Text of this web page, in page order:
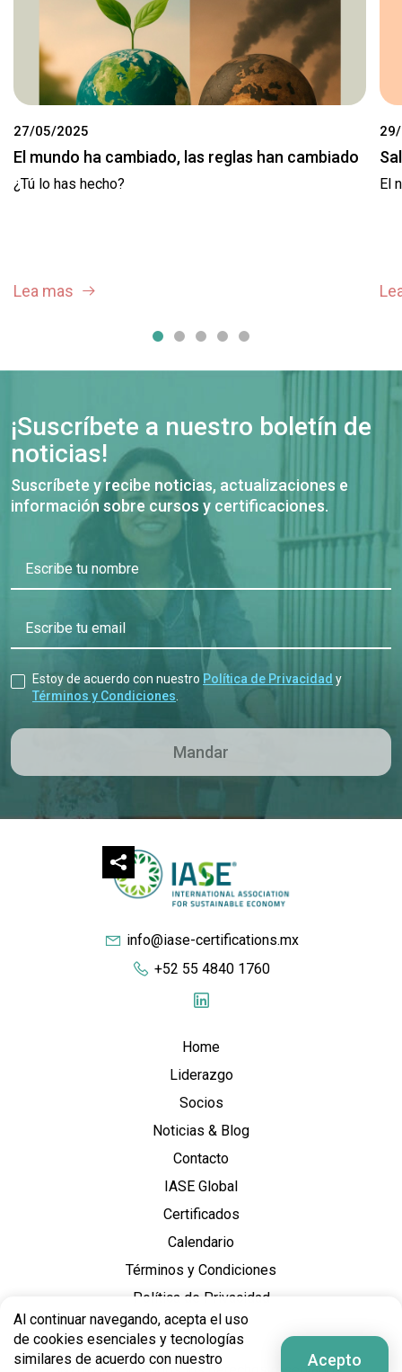
27/05/2025
El mundo ha cambiado, las reglas han cambiado
¿Tú lo has hecho?
Lea mas
El
¡Suscríbete a nuestro boletín de
noticias!
Suscríbete y recibe noticias, actualizaciones e
información sobre cursos y certificaciones.
Escribe tu nombre
Escribe tu email
Estoy de acuerdo con nuestro Política de Privacidad y
Términos y Condiciones
info@iase-certifications.mx
+52 55 4840 1760
Home
Liderazgo
Socios
Noticias & Blog
Contacto
IASE Global
Certificados
Calendario
Términos y Condiciones
Política de Privacidad
Al continuar navegando, acepta el uso
de cookies esenciales y tecnologías
similares de acuerdo con nuestro
Acepto